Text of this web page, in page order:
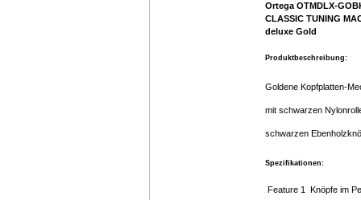
Ortega OTMDLX-
CLASSIC TUNING
deluxe Gold
Produktbeschreibung:
Goldene Kopfplatten-
mit schwarzen
schwarzen
Spezifikationen:
Feature 1
Knöpfe im